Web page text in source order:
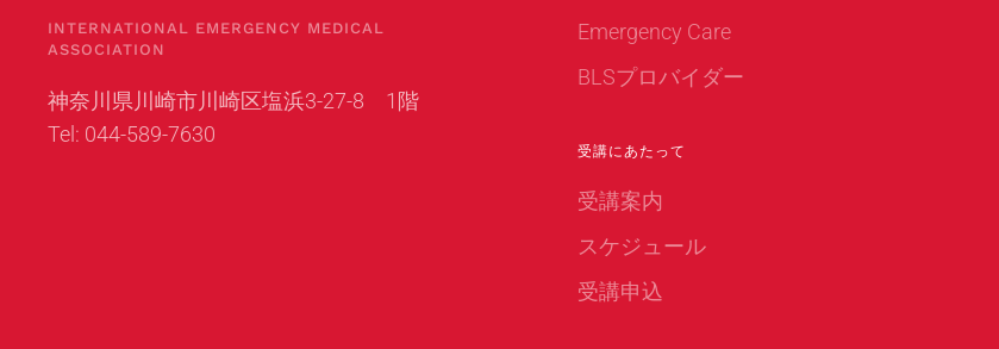
INTERNATIONAL EMERGENCY MEDICAL
ASSOCIATION
神奈川県川崎市川崎区塩浜3-27-8 1階
Tel: 044-589-7630
Emergency Care
BLSプロバイダー
受講にあたって
受講案内
スケジュール
受講申込